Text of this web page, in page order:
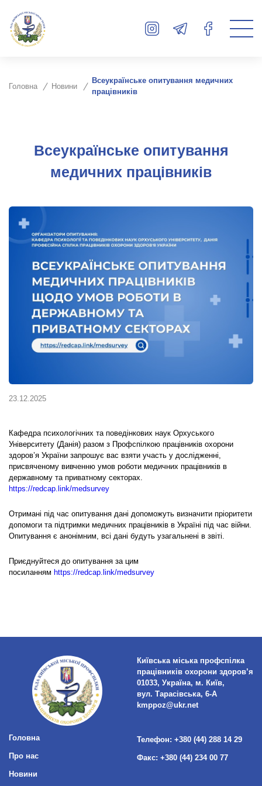
Головна Новини
Всеукраїнське опитування медичних
працівників
Всеукраїнське опитування
медичних працівників
23.12.2025
Кафедра психологічних та поведінкових наук Орхуського
Університету (Данія) разом з Профспілкою працівників охорони
здоров’я України запрошує вас взяти участь у дослідженні,
присвяченому вивченню умов роботи медичних працівників в
державному та приватному секторах.
https://redcap.link/medsurvey
Отримані під час опитування дані допоможуть визначити пріоритети
допомоги та підтримки медичних працівників в Україні під час війни.
Опитування є анонімним, всі дані будуть узагальнені в звіті.
Приєднуйтеся до опитування за цим
посиланням https://redcap.link/medsurvey
Головна
Про нас
Новини
Київська міська профспілка
працівників охорони здоров’я
01033, Україна, м. Київ,
вул. Тарасівська, 6-А
kmppoz@ukr.net
Телефон: +380 (44) 288 14 29
Факс: +380 (44) 234 00 77